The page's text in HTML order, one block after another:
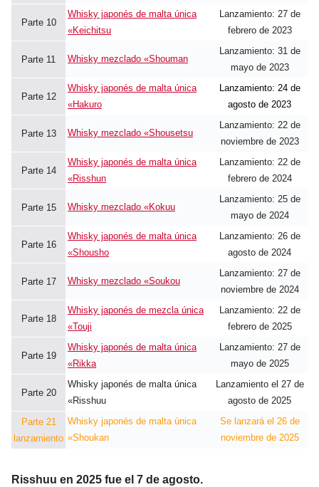
Parte 10
Whisky japonés de malta única
«Keichitsu
Lanzamiento: 27 de
febrero de 2023
Parte 11 Whisky mezclado «Shouman
Lanzamiento: 31 de
mayo de 2023
Parte 12
Whisky japonés de malta única
«Hakuro
Lanzamiento: 24 de
agosto de 2023
Parte 13 Whisky mezclado «Shousetsu
Lanzamiento: 22 de
noviembre de 2023
Parte 14
Whisky japonés de malta única
«Risshun
Lanzamiento: 22 de
febrero de 2024
Parte 15 Whisky mezclado «Kokuu
Lanzamiento: 25 de
mayo de 2024
Parte 16
Whisky japonés de malta única
«Shousho
Lanzamiento: 26 de
agosto de 2024
Parte 17 Whisky mezclado «Soukou
Lanzamiento: 27 de
noviembre de 2024
Parte 18
Whisky japonés de mezcla única
«Touji
Lanzamiento: 22 de
febrero de 2025
Parte 19
Whisky japonés de malta única
«Rikka
Lanzamiento: 27 de
mayo de 2025
Parte 20
Whisky japonés de malta única
«Risshuu
Lanzamiento el 27 de
agosto de 2025
Parte 21
lanzamiento
Whisky japonés de malta única
«Shoukan
Se lanzará el 26 de
noviembre de 2025
Risshuu en 2025 fue el 7 de agosto.